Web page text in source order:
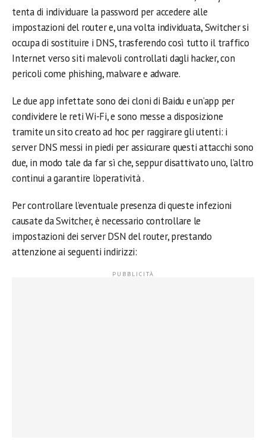
tenta di individuare la password per accedere alle
impostazioni del router e, una volta individuata, Switcher si
occupa di sostituire i DNS, trasferendo così tutto il traffico
Internet verso siti malevoli controllati dagli hacker, con
pericoli come phishing, malware e adware.
Le due app infettate sono dei cloni di Baidu e un’app per
condividere le reti Wi-Fi, e sono messe a disposizione
tramite un sito creato ad hoc per raggirare gli utenti: i
server DNS messi in piedi per assicurare questi attacchi sono
due, in modo tale da far sì che, seppur disattivato uno, l’altro
continui a garantire l’operatività .
Per controllare l’eventuale presenza di queste infezioni
causate da Switcher, è necessario controllare le
impostazioni dei server DSN del router, prestando
attenzione ai seguenti indirizzi: